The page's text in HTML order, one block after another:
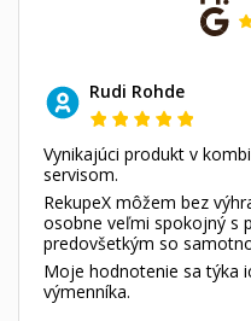
Rudi Rohde
Vynikajúci produkt v
servisom.
RekupeX môžem bez
osobne veľmi spokojný s
predovšetkým so
Moje hodnotenie sa týka
výmenníka.